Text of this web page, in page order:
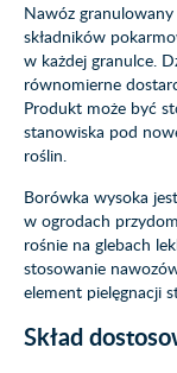
Nawóz
składników
w każdej granulce.
równomierne
Produkt może być
stanowiska pod
roślin.
Borówka wysoka
w ogrodach
rośnie na glebach
stosowanie
element pielęgnacji
Skład